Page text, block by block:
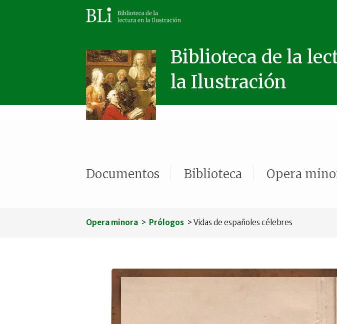
Biblioteca de la
la Ilustración
Documentos Biblioteca Opera
Opera minora > Prólogos > Vidas de españoles célebres